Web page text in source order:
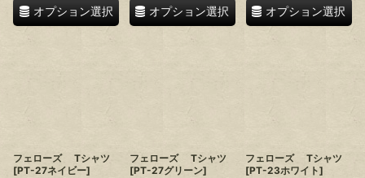
オプション選択 オプション選択 オプション選択
フェローズ Tシャツ
[PT-27ネイビー]
フェローズ Tシャツ
[PT-27グリーン]
フェローズ Tシャツ
[PT-23ホワイト]